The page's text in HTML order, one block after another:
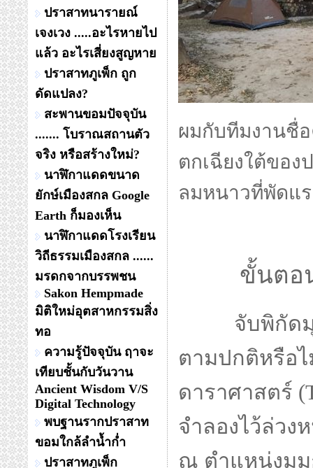
ปราสาทนารายณ์
เจงเวง .....อะไรหายไป
แล้ว อะไรเสี่ยงสูญหาย
ปราสาทภูเพ็ก ถูก
ดัดแปลง?
สะพานขอมปัจจุบัน
....... โบราณสถานตัว
จริง หรือสร้างใหม่?
นาฬิกาแดดขนาด
ยักษ์เมืองสกล Google
Earth ก็มองเห็น
นาฬิกาแดดโรงเรียน
วิถีธรรมเมืองสกล ......
มรดกจากบรรพชน
Sakon Hempmade
มิติใหม่อุตสาหกรรมสิ่ง
ทอ
ความรู้ปัจจุบัน ฤาจะ
เทียบชั้นกับวันวาน
Ancient Wisdom V/S
Digital Technology
พบฐานรากปราสาท
ขอมใกล้ลำน้ำก่ำ
ปราสาทภูเพ็ก
ผมกับทีมงานชื่
ตกเฉียงใต้ของ
ลมหนาวที่พัดแ
ขั้นตอ
จับพิกัดมุมด
ตามปกติหรือ
ดาราศาสตร์
จำลองไว้ล่วง
ณ ตำแหน่งมุม